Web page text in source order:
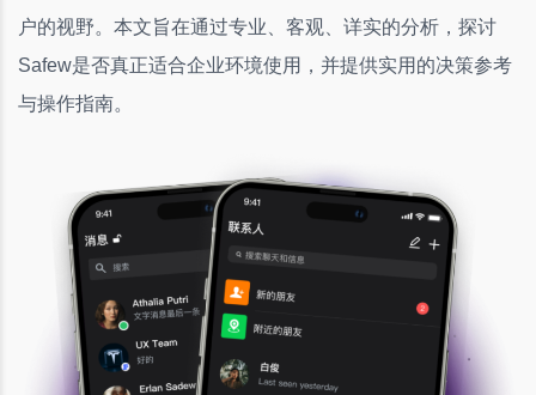
户的视野。本文旨在通过专业、客观、详实的分析，探讨
Safew是否真正适合企业环境使用，并提供实用的决策参考
与操作指南。